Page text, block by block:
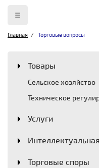
Главная Торговые вопросы
Товары
Сельское хозяйство
Техническое
Услуги
Торговые споры